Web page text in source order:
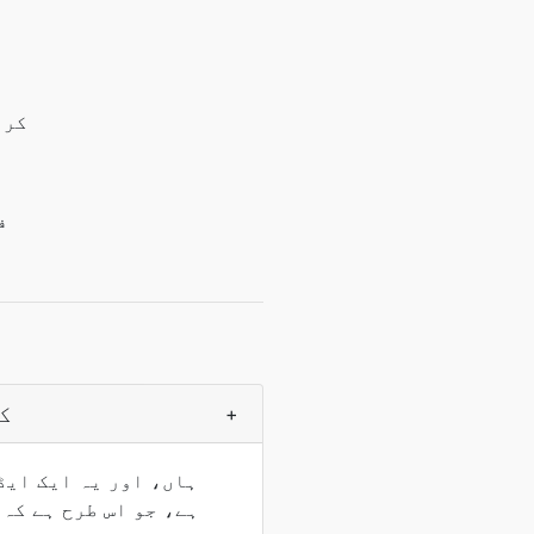
+
ہاں، اور یہ ایک
ہے، جو اس طرح ہے